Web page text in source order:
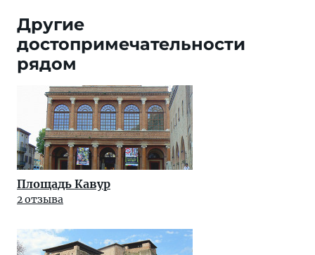
Другие
достопримечательности
рядом
Площадь Кавур
2 отзыва